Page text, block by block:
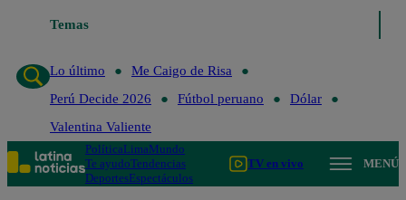
Temas
Lo último
Me Caigo de Risa
Perú Decide 2026
Fútbol peruano
Dólar
Valentina Valiente
PolíticaLimaMundo
Te ayudoTendencias
DeportesEspectáculos
TV en vivo MENÚ